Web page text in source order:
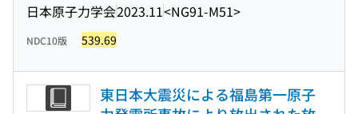
日本原子力学会2023.11<NG91-M51>
NDC10版 539.69
東日本大震災による福島第一原子